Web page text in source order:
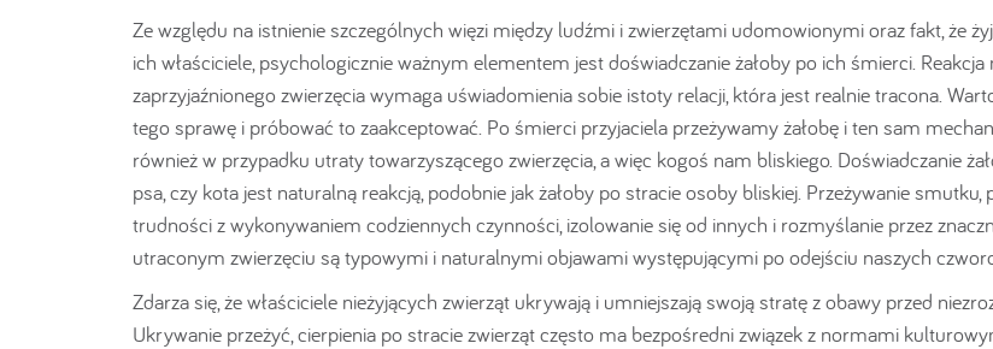
Ze względu na istnienie szczególnych więzi między ludźmi i zwierzętami udomowionymi oraz fakt, że
ich właściciele, psychologicznie ważnym elementem jest doświadczanie żałoby po ich śmierci. Reakcja
zaprzyjaźnionego zwierzęcia wymaga uświadomienia sobie istoty relacji, która jest realnie tracona.
tego sprawę i próbować to zaakceptować. Po śmierci przyjaciela przeżywamy żałobę i ten sam
również w przypadku utraty towarzyszącego zwierzęcia, a więc kogoś nam bliskiego. Doświadczanie
psa, czy kota jest naturalną reakcją, podobnie jak żałoby po stracie osoby bliskiej. Przeżywanie smutku,
trudności z wykonywaniem codziennych czynności, izolowanie się od innych i rozmyślanie przez
utraconym zwierzęciu są typowymi i naturalnymi objawami występującymi po odejściu naszych
Zdarza się, że właściciele nieżyjących zwierząt ukrywają i umniejszają swoją stratę z obawy przed
Ukrywanie przeżyć, cierpienia po stracie zwierząt często ma bezpośredni związek z normami